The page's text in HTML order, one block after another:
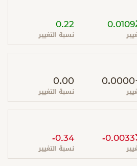
0.0109
0.22
نسبة التغيير
0.0000
0.00
نسبة التغيير
-0.0033
-0.34
نسبة التغيير